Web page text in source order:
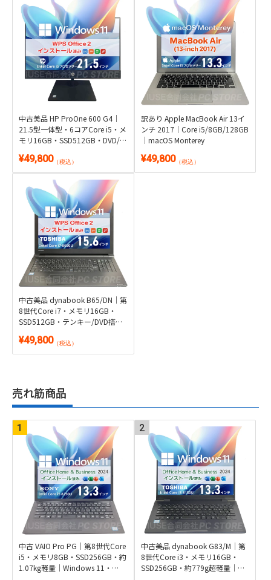
中古美品 HP ProOne 600 G4｜
21.5型一体型・6コアCore i5・メ
モリ16GB・SSD512GB・DVD/カ
Office 2付き
¥49,800（税込）
訳あり Apple MacBook Air 13イ
ンチ 2017｜Core i5/8GB/128GB
｜macOS Monterey
¥49,800（税込）
中古美品 dynabook B65/DN｜第
8世代Core i7・メモリ16GB・
SSD512GB・テンキー/DVD搭載
き
¥49,800（税込）
売れ筋商品
中古 VAIO Pro PG｜第8世代Core
i5・メモリ8GB・SSD256GB・約
1.07kg軽量｜Windows 11・
中古美品 dynabook G83/M｜第
8世代Core i3・メモリ16GB・
SSD256GB・約779g超軽量｜